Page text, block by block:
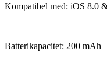
Kompatibel med: iOS 8.0
Batterikapacitet: 200 mAh